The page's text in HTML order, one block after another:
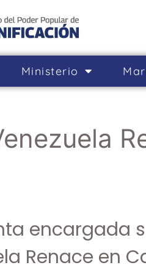
Ministerio
encargada
Renace en